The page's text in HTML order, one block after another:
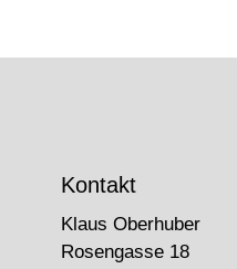
Kontakt
Klaus Oberhuber
Rosengasse 18